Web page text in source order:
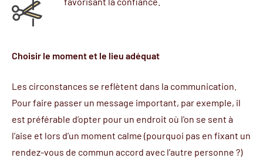
Choisir le moment et le lieu adéquat
Les circonstances se reflètent dans la communication.
Pour faire passer un message important, par exemple, il
est préférable d’opter pour un endroit où l'on se sent à
l’aise et lors d’un moment calme (pourquoi pas en fixant un
rendez-vous de commun accord avec l’autre personne ?)